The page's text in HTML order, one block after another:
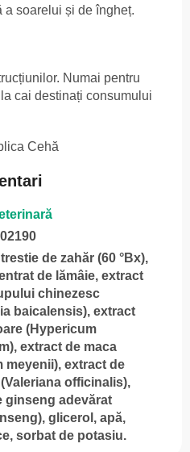
a soarelui și de îngheț.
Numai pentru
cai destinați consumului
Cehă
de zahăr (60 °Bx),
de lămâie, extract
chinezesc
baicalensis), extract
(Hypericum
extract de maca
meyenii), extract de
officinalis),
ginseng adevărat
glicerol, apă,
sorbat de potasiu.